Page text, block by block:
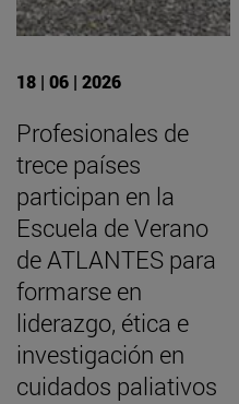
18 | 06 | 2026
Profesionales de
trece países
participan en la
Escuela de Verano
de ATLANTES para
formarse en
liderazgo, ética e
investigación en
cuidados paliativos